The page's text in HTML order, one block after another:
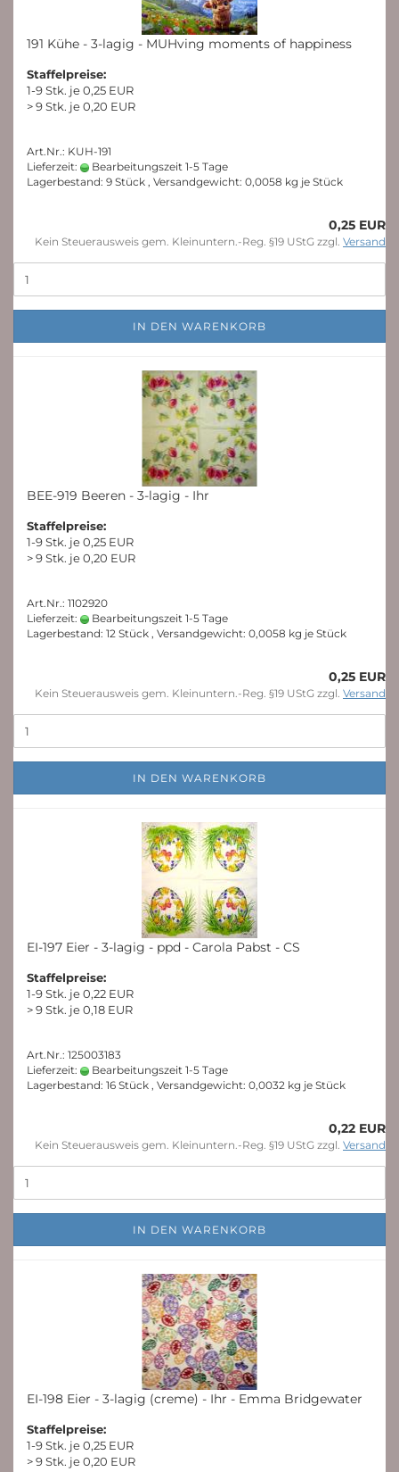
191 Kühe - 3-lagig - MUHving moments of happiness
Staffelpreise:
1-9 Stk. je 0,25 EUR
> 9 Stk. je 0,20 EUR
Art.Nr.: KUH-191
Lieferzeit:
Bearbeitungszeit 1-5 Tage
Lagerbestand: 9 Stück , Versandgewicht: 0,0058 kg je Stück
0,25 EUR
Kein Steuerausweis gem. Kleinuntern.-Reg. §19 UStG zzgl. Versand
IN DEN WARENKORB
BEE-919 Beeren - 3-lagig - Ihr
Staffelpreise:
1-9 Stk. je 0,25 EUR
> 9 Stk. je 0,20 EUR
Art.Nr.: 1102920
Lieferzeit:
Bearbeitungszeit 1-5 Tage
Lagerbestand: 12 Stück , Versandgewicht: 0,0058 kg je Stück
0,25 EUR
Kein Steuerausweis gem. Kleinuntern.-Reg. §19 UStG zzgl. Versand
IN DEN WARENKORB
EI-197 Eier - 3-lagig - ppd - Carola Pabst - CS
Staffelpreise:
1-9 Stk. je 0,22 EUR
> 9 Stk. je 0,18 EUR
Art.Nr.: 125003183
Lieferzeit:
Bearbeitungszeit 1-5 Tage
Lagerbestand: 16 Stück , Versandgewicht: 0,0032 kg je Stück
0,22 EUR
Kein Steuerausweis gem. Kleinuntern.-Reg. §19 UStG zzgl. Versand
IN DEN WARENKORB
EI-198 Eier - 3-lagig (creme) - Ihr - Emma Bridgewater
Staffelpreise:
1-9 Stk. je 0,25 EUR
> 9 Stk. je 0,20 EUR